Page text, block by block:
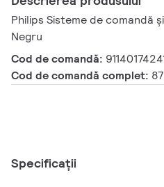
Philips Sisteme de comandă
Negru
Cod de comandă:
Cod de comandă complet:
Specificații